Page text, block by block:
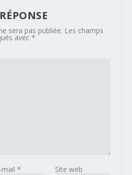
sera pas publiée. Les champs
avec *
mail * Site web